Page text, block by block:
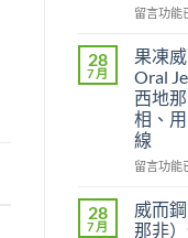
片
Super
Power）
效
果
能
持
續
中
在
度
藍
P
必
利
吉
P-
用
留言功能
28
7 月
果凍
Oral
西地
相、
線
在
凍
威
留言功能
28
7 月
威而
那非